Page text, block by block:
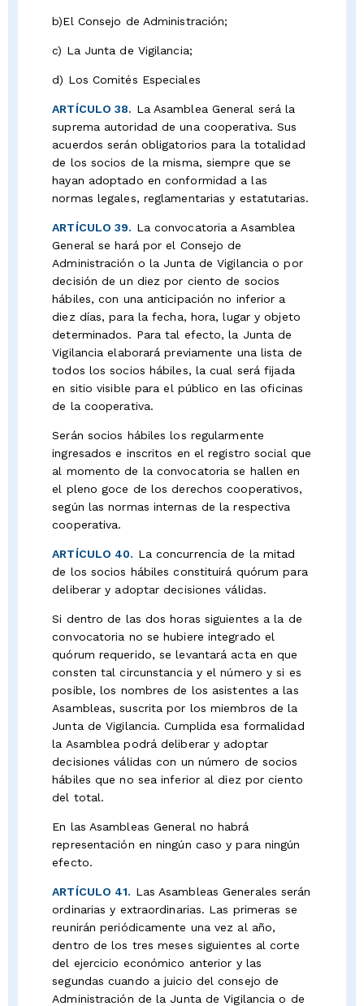
b)El Consejo de Administración;
c) La Junta de Vigilancia;
d) Los Comités Especiales
ARTÍCULO 38. La Asamblea General será la
suprema autoridad de una cooperativa. Sus
acuerdos serán obligatorios para la totalidad
de los socios de la misma, siempre que se
hayan adoptado en conformidad a las
normas legales, reglamentarias y estatutarias.
ARTÍCULO 39. La convocatoria a Asamblea
General se hará por el Consejo de
Administración o la Junta de Vigilancia o por
decisión de un diez por ciento de socios
hábiles, con una anticipación no inferior a
diez días, para la fecha, hora, lugar y objeto
determinados. Para tal efecto, la Junta de
Vigilancia elaborará previamente una lista de
todos los socios hábiles, la cual será fijada
en sitio visible para el público en las oficinas
de la cooperativa.
Serán socios hábiles los regularmente
ingresados e inscritos en el registro social que
al momento de la convocatoria se hallen en
el pleno goce de los derechos cooperativos,
según las normas internas de la respectiva
cooperativa.
ARTÍCULO 40. La concurrencia de la mitad
de los socios hábiles constituirá quórum para
deliberar y adoptar decisiones válidas.
Si dentro de las dos horas siguientes a la de
convocatoria no se hubiere integrado el
quórum requerido, se levantará acta en que
consten tal circunstancia y el número y si es
posible, los nombres de los asistentes a las
Asambleas, suscrita por los miembros de la
Junta de Vigilancia. Cumplida esa formalidad
la Asamblea podrá deliberar y adoptar
decisiones válidas con un número de socios
hábiles que no sea inferior al diez por ciento
del total.
En las Asambleas General no habrá
representación en ningún caso y para ningún
efecto.
ARTÍCULO 41. Las Asambleas Generales serán
ordinarias y extraordinarias. Las primeras se
reunirán periódicamente una vez al año,
dentro de los tres meses siguientes al corte
del ejercicio económico anterior y las
segundas cuando a juicio del consejo de
Administración de la Junta de Vigilancia o de